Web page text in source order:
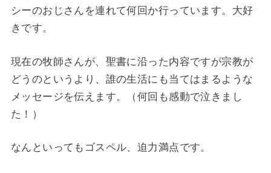
シーのおじさんを連れて何回か行っています。大好
きです。
現在の牧師さんが、聖書に沿った内容ですが宗教が
どうのというより、誰の生活にも当てはまるような
メッセージを伝えます。（何回も感動で泣きまし
た！）
なんといってもゴスペル、迫力満点です。